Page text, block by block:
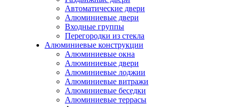
Автоматические двери
Алюминиевые двери
Входные группы
Перегородки из стекла
Алюминиевые конструкции
Алюминиевые окна
Алюминиевые двери
Алюминиевые лоджии
Алюминиевые витражи
Алюминиевые беседки
Алюминиевые террасы